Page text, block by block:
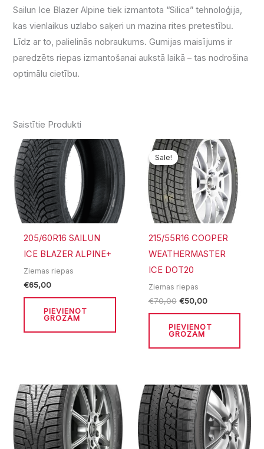
Sailun Ice Blazer Alpine tiek izmantota “Silica” tehnoloģija,
kas vienlaikus uzlabo saķeri un mazina rites pretestību.
Līdz ar to, palielinās nobraukums. Gumijas maisījums ir
paredzēts riepas izmantošanai aukstā laikā – tas nodrošina
optimālu cietību.
Saistītie Produkti
205/60R16 SAILUN
ICE BLAZER ALPINE+
Ziemas riepas
€65,00
PIEVIENOT
GROZAM
Sale!
Sale!
215/55R16 COOPER
WEATHERMASTER
ICE DOT20
Ziemas riepas
€70,00
Original
price
was:
€70,00.
€50,00
Current
price
is:
€50,00.
PIEVIENOT
GROZAM